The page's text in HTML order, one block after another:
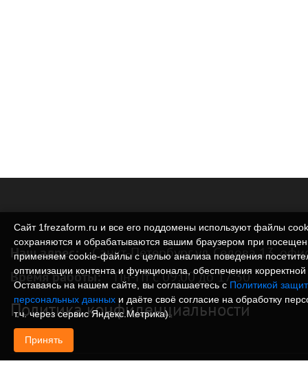
Наш адрес: Санкт-Петербург ул. Седова 13,
Время работы: Пн-Пт с 09:00 до 17:30
Политика конфиденциальности
Сайт 1frezaform.ru и все его поддомены используют файлы
сохраняются и обрабатываются вашим браузером при
применяем cookie‑файлы с целью анализа поведения
оптимизации контента и функционала, обеспечения
Оставаясь на нашем сайте, вы соглашаетесь с Политикой
персональных данных и даёте своё согласие на обработку
т.ч. через сервис Яндекс.Метрика).
Принять